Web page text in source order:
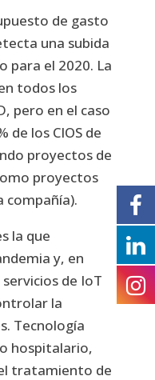
de gasto
una subida
para el 2020. La
todos los
pero en el caso
de los CIOS de
proyectos de
proyectos
compañía).
la que
y, en
de IoT
la
Tecnología
hospitalario,
tratamiento de